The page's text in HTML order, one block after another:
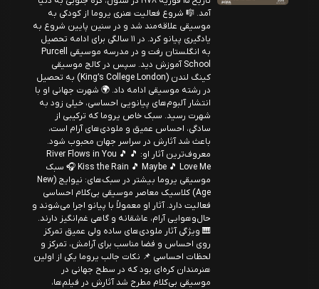
آمد. 🎼 شروع فعالیت هنری یروما از کودکی به
موسیقی علاقه‌مند شد و در سنین پایین شروع به
یادگیری پیانو کرد. در ۱۱ سالگی برای ادامه تحصیل
به انگلستان رفت و در مدرسه موسیقی Purcell
School آموزش دید. سپس در کالج موسیقی
کینگ لندن (King’s College London) به تحصیل
در رشته موسیقی ادامه داد. 🌍 شهرت جهانی او با
انتشار آلبوم‌های پیانویی احساسی، خیلی زود به
شهرت رسید. سبک خاص یروما که ترکیبی از
سادگی، احساس عمیق و ملودی‌های آرام است،
باعث شد آثارش در سراسر جهان محبوب شود.
معروف‌ترین آثار او: 🎵 River Flows in You 🎵
Kiss the Rain 🎵 Maybe 🎵 Love Me 🎧 سبک
موسیقی یروما بیشتر در سبک‌های: نیوایج (New
Age) کلاسیک معاصر موسیقی بی‌کلام احساسی
فعالیت دارد. آثار او معمولاً با پیانو اجرا می‌شوند و
حال‌وهوایی آرام، عاشقانه و گاهی غم‌انگیز دارند.
🎹 ویژگی آثار ملودی‌های ساده ولی عمیق تمرکز
روی احساس و فضا مناسب برای آرامش، تمرکز و
لحظات احساسی 📌 نکات جالب یروما یکی از اولین
هنرمندان کره‌ای بود که در سطح جهانی در
موسیقی بی‌کلام مطرح شد آثارش در فیلم‌ها،